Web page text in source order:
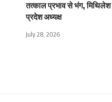
तत्काल प्रभाव से भंग, मिथिलेश
प्रदेश अध्यक्ष
July 28, 2026